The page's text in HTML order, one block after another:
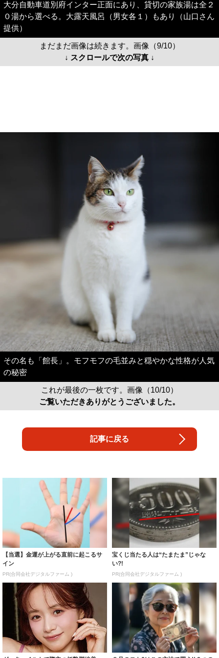
大分自動車道別府インター正面にあり、貸切の家族湯は全２
０湯から選べる。大露天風呂（男女各１）もあり（山口さん
提供）
まだまだ画像は続きます。画像（9/10）
↓ スクロールで次の写真 ↓
その名も「館長」。モフモフの毛並みと穏やかな性格が人気
の秘密
これが最後の一枚です。画像（10/10）
ご覧いただきありがとうございました。
記事に戻る
【当選】金運が上がる直前に起こるサ
イン
PR(合同会社デジタルファーム )
宝くじ当たる人は“たまたま”じゃな
い?!
PR(合同会社デジタルファーム )